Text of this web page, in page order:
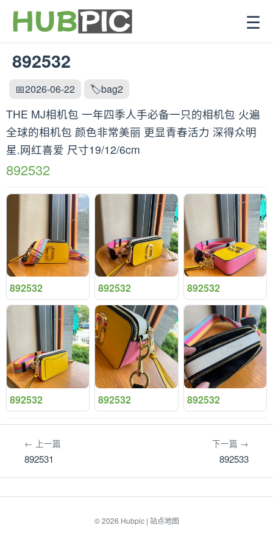
☰
892532
📅2026-06-22 🏷️bag2
THE MJ相机包 一年四季人手必备一只的相机包 火遍
全球的相机包 颜色非常美丽 更显青春活力 深得众明
星.网红喜爱 尺寸19/12/6cm
892532
892532 892532 892532
892532 892532 892532
← 上一篇
892531
下一篇 →
892533
© 2026 Hubpic| 站点地图